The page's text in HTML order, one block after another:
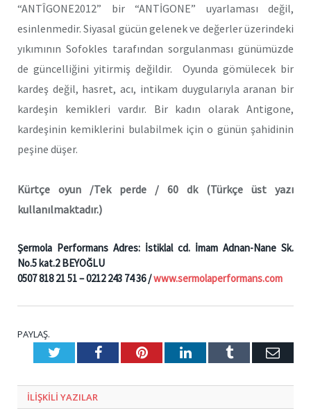
“ANTÎGONE2012” bir “ANTİGONE” uyarlaması değil,
esinlenmedir. Siyasal gücün gelenek ve değerler üzerindeki
yıkımının Sofokles tarafından sorgulanması günümüzde
de güncelliğini yitirmiş değildir. Oyunda gömülecek bir
kardeş değil, hasret, acı, intikam duygularıyla aranan bir
kardeşin kemikleri vardır. Bir kadın olarak Antigone,
kardeşinin kemiklerini bulabilmek için o günün şahidinin
peşine düşer.
Kürtçe oyun /Tek perde / 60 dk
(Türkçe üst yazı
kullanılmaktadır.)
Şermola Performans Adres: İstiklal cd. İmam Adnan-Nane Sk.
No.5 kat.2 BEYOĞLU
0507 818 21 51 – 0212 243 74 36 /www.sermolaperformans.com
PAYLAŞ.
TwitterFacebookPinterestLinkedInTumblr E-
ILIŞKILI YAZILAR